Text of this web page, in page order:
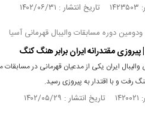
۳۱
دوره مسابقات والیبال قهرمانی آسیا
| پیروزی مقتدرانه ایران برابر هنگ کنگ
والیبال ایران یکی از مدعیان قهرمانی در
رفت و با اقتدار به پیروزی رسید.
۲۹